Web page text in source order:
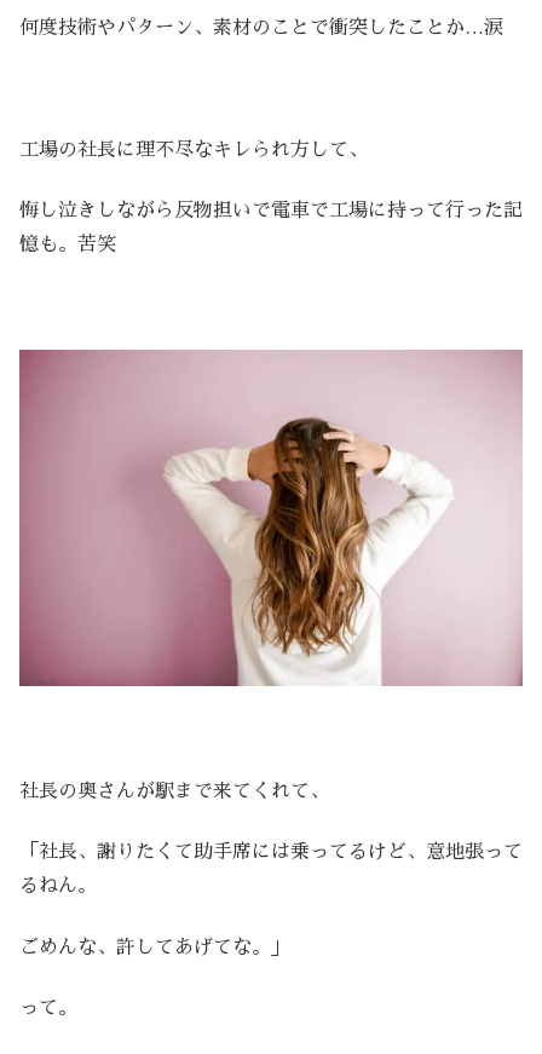
何度技術やパターン、素材のことで衝突したことか…涙
工場の社長に理不尽なキレられ方して、
悔し泣きしながら反物担いで電車で工場に持って行った記
憶も。苦笑
社長の奥さんが駅まで来てくれて、
「社長、謝りたくて助手席には乗ってるけど、意地張って
るねん。
ごめんな、許してあげてな。」
って。